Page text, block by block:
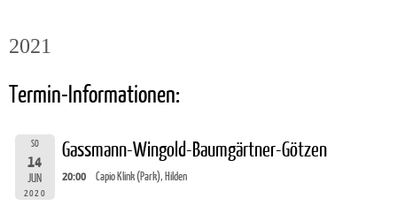
2021
Termin-Informationen:
SO
14
JUN
2020
Gassmann-Wingold-Baumgärtner-Götzen
20:00 Capio Klink (Park), Hilden